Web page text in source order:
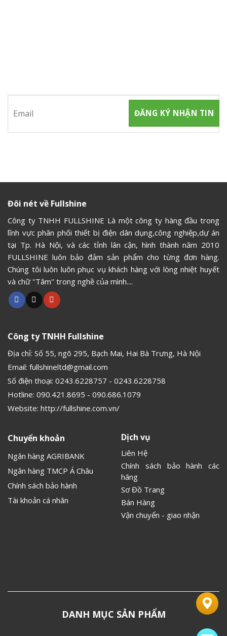
Đôi nét về Fullshine
Công ty TNHH FULLSHINE Là một công ty hàng đầu trong
lĩnh vực phân phối thiết bị điện dân dụng,công nghiệp,dự án
tại Tp. Hà Nội, và các tỉnh lân cận, hình thành năm 2010
FULLSHINE luôn bảo đảm sản phẩm cho từng đơn hàng.
Chúng tôi luôn luôn phục vụ khách hàng với lòng nhiệt huyết
và chữ ''Tâm'' trong nghề của mình....
Công ty TNHH Fullshine
Địa chỉ: Số 55, ngõ 295, Bạch Mai, Hai Bà Trưng, Hà Nội
Email: fullshineltd@gmail.com
Số điện thoại: 0243.6228757 - 0243.6228758
Hotline: 090.421.8695 - 090.686.1079
Website: http://fullshine.com.vn/
Chuyển khoản
Ngân hàng AGRIBANK
Ngân hàng TMCP Á Châu
Chính sách bảo hành
Tài khoản cá nhân
Dịch vụ
Liên Hệ
Chính sách bảo hành các
hãng
Sơ Đồ Trang
Bán Hàng
Vận chuyển - giao nhận
DANH MỤC SẢN PHẨM